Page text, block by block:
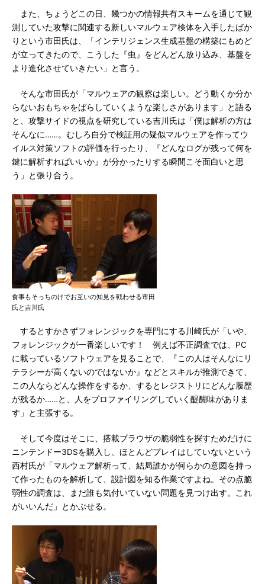
また、ちょうどこの日、幾つかの情報共有スキームを通じて観
測していた攻撃に関連する新しいマルウェア検体を入手したばか
りという市田氏は、「インテリジェンス生成基盤の構築にもめど
が立ってきたので、こうした『虫』をどんどん放り込み、基盤を
より進化させていきたい」と言う。
そんな市田氏が「マルウェアの観察は楽しい。どう動くか分か
らないおもちゃをばらしていくような楽しさがあります」と語る
と、攻撃サイドの視点を研究している吉川氏は「僕は解析の方は
そんなに……。むしろ自分で検証用の疑似マルウェアを作ってウ
イルス対策ソフトの評価を行ったり、『どんなログが残って何を
鍵に解析すればいいか』が分かったりする瞬間こそ面白いと思
う」と張り合う。
食事もそっちのけでお互いの知見を戦わせる市田
氏と吉川氏
するとすかさずフォレンジックを専門にする川崎氏が「いや、
フォレンジックが一番楽しいです！ 例えば不正調査では、PC
に載っているソフトウェアを見ることで、『この人はそんなにリ
テラシーが高くないのではないか』などとスキルが推測できて、
この人ならどんな操作をするか、するとレジストリにどんな履歴
が残るか……と、人をプロファイリングしていく醍醐味がありま
す」と主張する。
そして今度はそこに、搭載ブラウザの脆弱性を探すためだけに
ニンテンドー3DSを購入し、ほとんどプレイはしていないという
西村氏が「マルウェア解析って、結局誰かが何らかの意図を持っ
て作ったものを解析して、設計図を知る作業ですよね。その点脆
弱性の調査は、まだ誰も気付いていない問題を見つけ出す。これ
がいいんだ」とかぶせる。